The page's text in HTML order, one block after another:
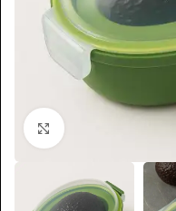
Click to enlarge